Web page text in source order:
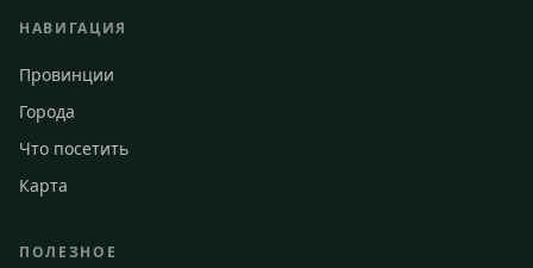
НАВИГАЦИЯ
Провинции
Города
Что посетить
Карта
ПОЛЕЗНОЕ